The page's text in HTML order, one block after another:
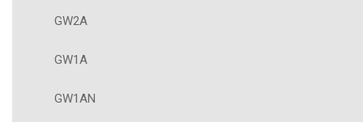
GW2A
GW1A
GW1AN